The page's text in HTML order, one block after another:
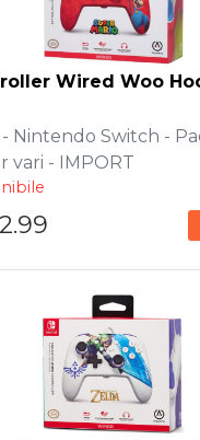
Wired Woo
- Nintendo Switch -
vari - IMPORT